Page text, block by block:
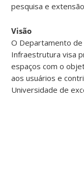
pesquisa e
Visão
O Departamento
Infraestrutura visa
espaços com o
aos usuários e
Universidade de